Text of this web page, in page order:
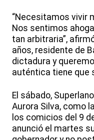
“Necesitamos vivir
Nos sentimos
tan arbitraria”,
años, residente de
dictadura y
auténtica tiene que
El sábado,
Aurora Silva, como
los comicios del 9
anunció el martes